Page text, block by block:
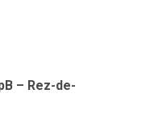
– Rez-de-